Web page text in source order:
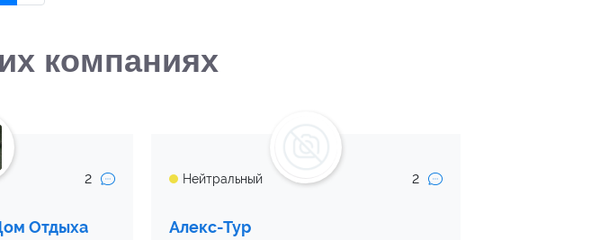
компаниях
2
Отдыха
Нейтральный 2
Алекс-Тур